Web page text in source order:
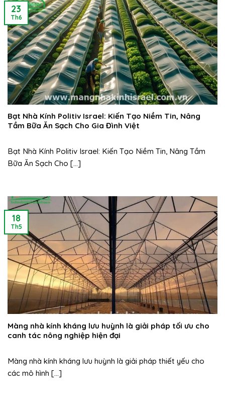
Bạt Nhà Kính Politiv Israel: Kiến Tạo Niềm Tin, Nâng
Tầm Bữa Ăn Sạch Cho Gia Đình Việt
Bạt Nhà Kính Politiv Israel: Kiến Tạo Niềm Tin, Nâng Tầm
Bữa Ăn Sạch Cho [...]
23
Th6
Màng nhà kính kháng lưu huỳnh là giải pháp tối ưu cho
canh tác nông nghiệp hiện đại
Màng nhà kính kháng lưu huỳnh là giải pháp thiết yếu cho
các mô hình [...]
18
Th5